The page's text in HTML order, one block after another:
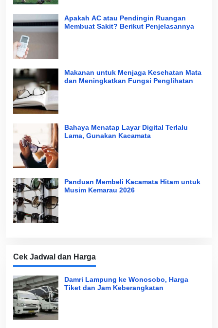
Apakah AC atau Pendingin Ruangan
Membuat Sakit? Berikut Penjelasannya
Makanan untuk Menjaga Kesehatan Mata
dan Meningkatkan Fungsi Penglihatan
Bahaya Menatap Layar Digital Terlalu
Lama, Gunakan Kacamata
Panduan Membeli Kacamata Hitam untuk
Musim Kemarau 2026
Cek Jadwal dan Harga
Damri Lampung ke Wonosobo, Harga
Tiket dan Jam Keberangkatan